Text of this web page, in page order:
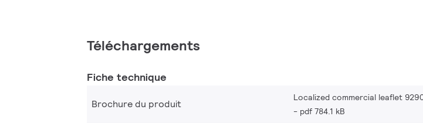
Téléchargements
Fiche technique
Brochure du produit
Localized commercial leaflet
pdf 784.1 kB